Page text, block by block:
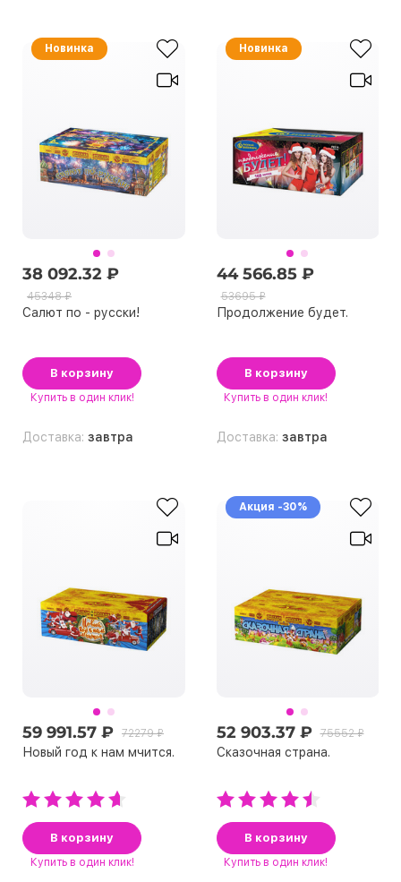
Новинка
38 092.32 ₽
45348 ₽
Салют по - русски!
В корзину
Купить в один клик!
Доставка: завтра
Новинка
44 566.85 ₽
53695 ₽
Продолжение будет.
В корзину
Купить в один клик!
Доставка: завтра
59 991.57 ₽ 72279 ₽
Новый год к нам мчится.
В корзину
Купить в один клик!
Акция -30%
52 903.37 ₽ 75552 ₽
Сказочная страна.
В корзину
Купить в один клик!